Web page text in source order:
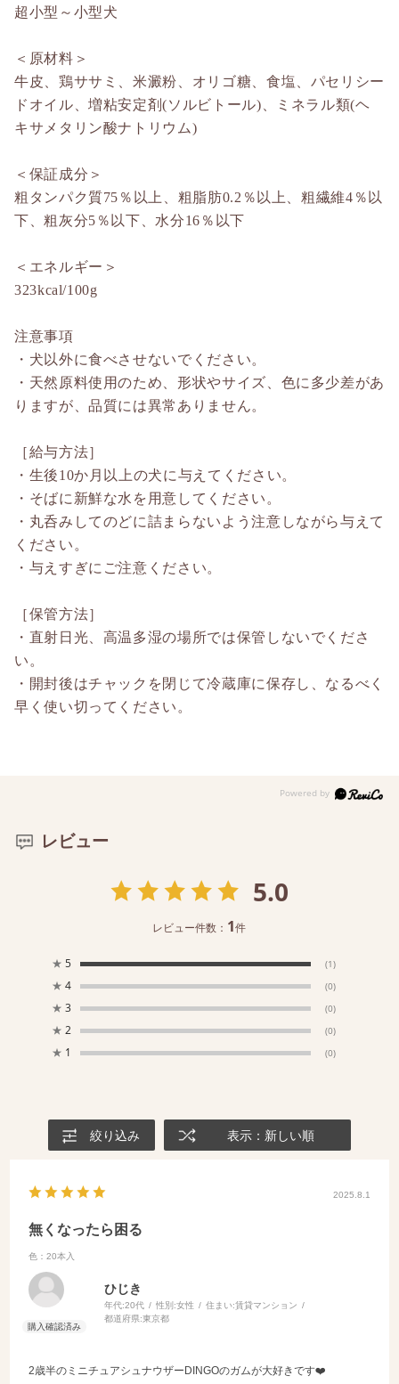
超小型～小型犬
＜原材料＞
牛皮、鶏ササミ、米澱粉、オリゴ糖、食塩、パセリシー
ドオイル、増粘安定剤(ソルビトール)、ミネラル類(ヘ
キサメタリン酸ナトリウム)
＜保証成分＞
粗タンパク質75％以上、粗脂肪0.2％以上、粗繊維4％以
下、粗灰分5％以下、水分16％以下
＜エネルギー＞
323kcal/100g
注意事項
・犬以外に食べさせないでください。
・天然原料使用のため、形状やサイズ、色に多少差があ
りますが、品質には異常ありません。
［給与方法］
・生後10か月以上の犬に与えてください。
・そばに新鮮な水を用意してください。
・丸呑みしてのどに詰まらないよう注意しながら与えて
ください。
・与えすぎにご注意ください。
［保管方法］
・直射日光、高温多湿の場所では保管しないでくださ
い。
・開封後はチャックを閉じて冷蔵庫に保存し、なるべく
早く使い切ってください。
レビュー
5.0
レビュー件数： 1件
★ 5 (1)
★ 4 (0)
★ 3 (0)
★ 2 (0)
★ 1 (0)
絞り込み 表示：新しい順
2025.8.1
無くなったら困る
色：20本入
ひじき
年代:20代 性別:女性 住まい:賃貸マンション
都道府県:東京都
2歳半のミニチュアシュナウザーDINGOのガムが大好きです❤️